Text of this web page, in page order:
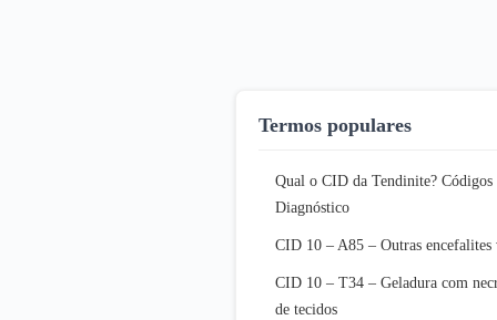
Termos populares
Qual o CID da Tendinite? Códigos
Diagnóstico
CID 10 – A85 – Outras encefalites
CID 10 – T34 – Geladura com
de tecidos